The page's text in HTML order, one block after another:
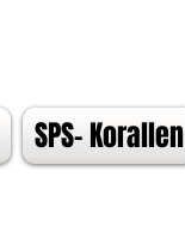
SPS- Korallen